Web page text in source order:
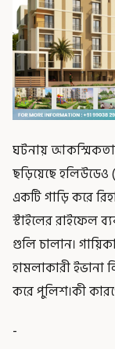
ঘটনায়
ছড়িয়েছে হলিউডেও
একটি গাড়ি করে
স্টাইলের রাইফেল
গুলি চালান।
হামলাকারী ইভানা
করে পুলিশ।কী
-